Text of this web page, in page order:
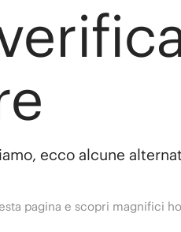
ecco alcune
pagina e scopri magnifici